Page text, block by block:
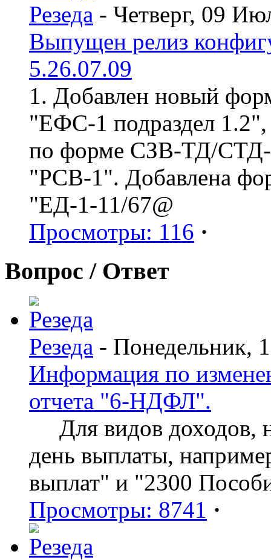
Резеда - Четверг, 09
Выпущен релиз
5.26.07.09
1. Добавлен новый
"ЕФС-1 подраздел
по форме СЗВ-ТД/СТД-
"РСВ-1". Добавлена
"ЕД-1-11/67@
Просмотры: 116 ·
Вопрос / Ответ
Резеда - Понедельник,
Информация по
отчета "6-НДФЛ".
Для видов доходов,
день выплаты,
выплат" и "2300
Просмотры: 8741 ·